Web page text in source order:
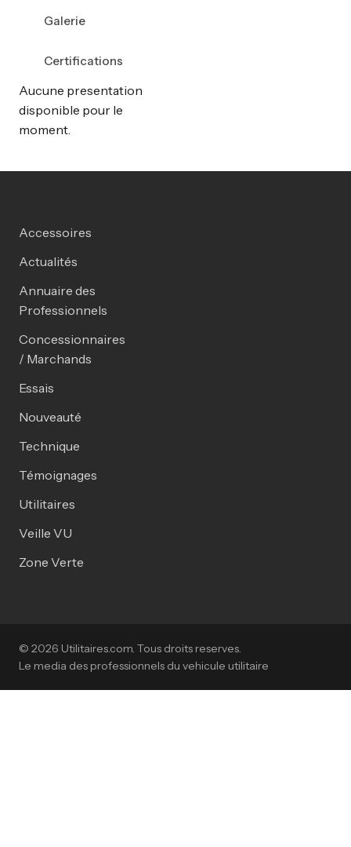
Galerie
Certifications
Aucune presentation
disponible pour le
moment.
Accessoires
Actualités
Annuaire des
Professionnels
Concessionnaires
/ Marchands
Essais
Nouveauté
Technique
Témoignages
Utilitaires
Veille VU
Zone Verte
© 2026 Utilitaires.com. Tous droits reserves.
Le media des professionnels du vehicule utilitaire